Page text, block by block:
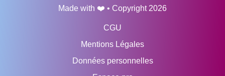
Made with ❤️ • Copyright 2026
CGU
Mentions Légales
Données personnelles